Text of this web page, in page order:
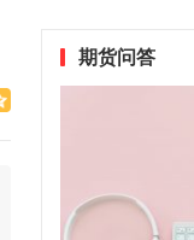
期货问答